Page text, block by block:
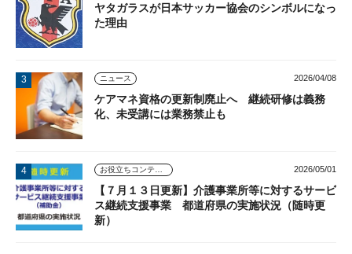
ヤタガラスが日本サッカー協会のシンボルになっ
た理由
ニュース 2026/04/08
ケアマネ資格の更新制廃止へ 継続研修は義務
化、未受講には業務禁止も
2026/05/01
【７月１３日更新】介護事業所等に対するサービ
ス継続支援事業 都道府県の実施状況（随時更
新）